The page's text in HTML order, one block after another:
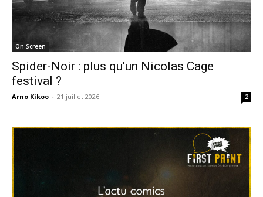
On Screen
Spider-Noir : plus qu’un Nicolas Cage
festival ?
Arno Kikoo - 21 juillet 2026 2